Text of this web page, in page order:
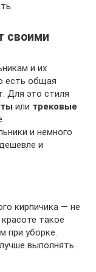
своими
и их
есть общая
Для это стиля
или трековые
и немного
и
кирпичика — не
такое
при уборке.
выполнять